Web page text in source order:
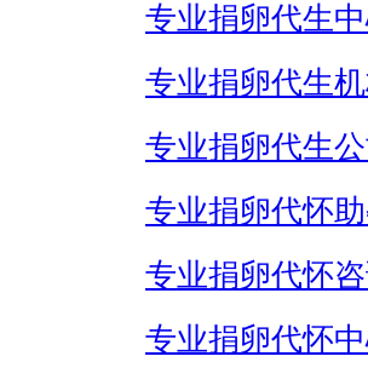
专业捐卵代生
专业捐卵代生
专业捐卵代生公
专业捐卵代怀
专业捐卵代怀
专业捐卵代怀